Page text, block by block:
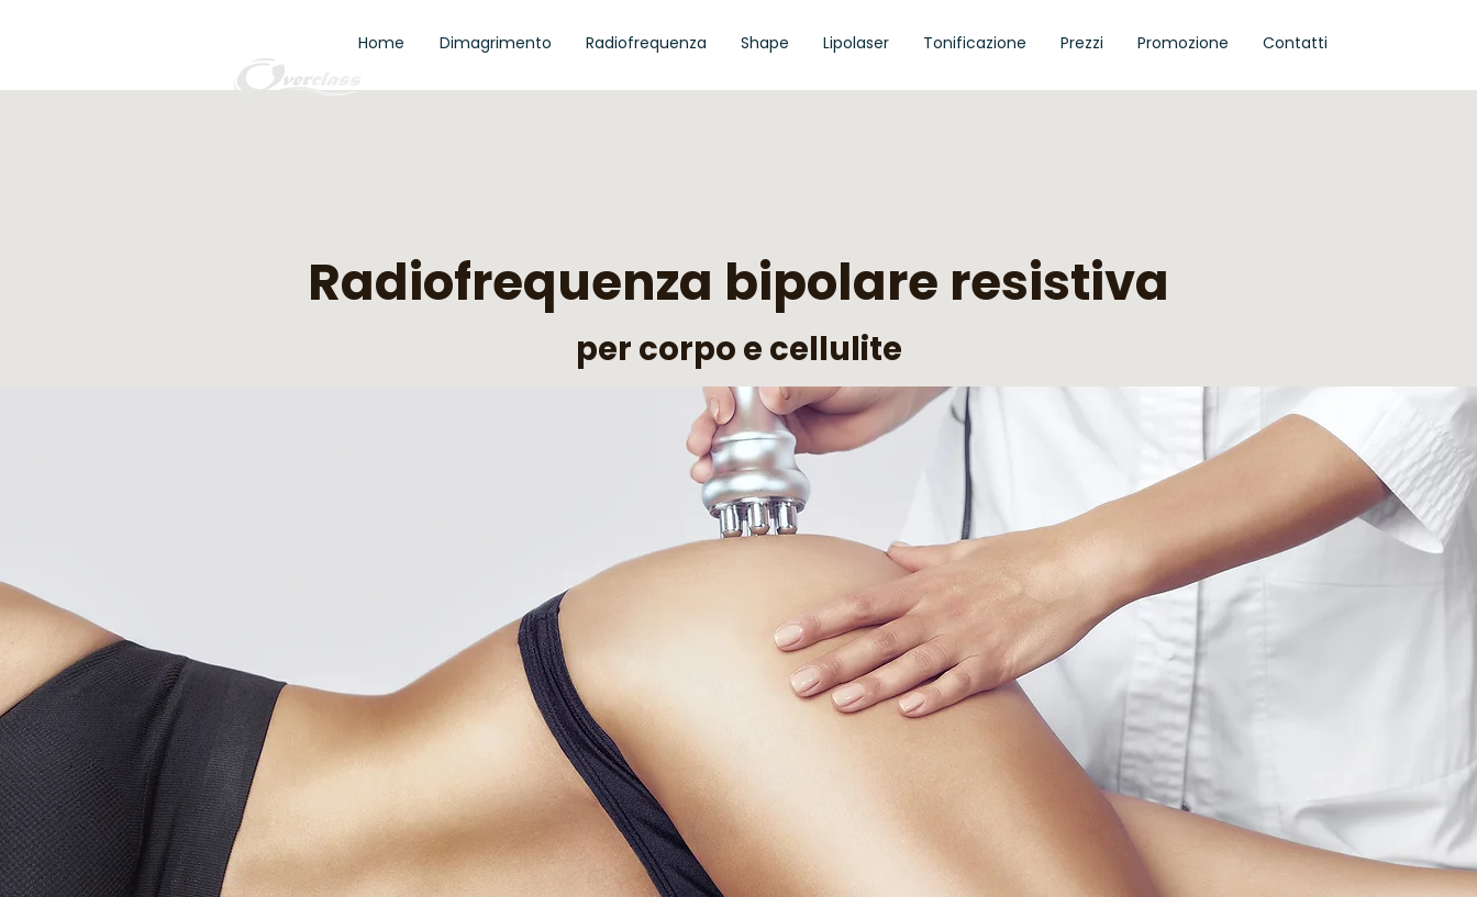
Home Dimagrimento Radiofrequenza Shape Lipolaser Tonificazione Prezzi Promozione Contatti
Radiofrequenza bipolare resistiva
per corpo e cellulite